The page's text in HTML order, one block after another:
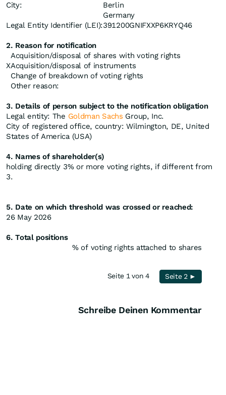
City:
Berlin
Germany
Legal Entity Identifier (LEI):391200GNIFXXP6KRYQ46
2. Reason for notification
Acquisition/disposal of shares with voting rights
XAcquisition/disposal of instruments
Change of breakdown of voting rights
Other reason:
3. Details of person subject to the notification obligation
Legal entity: The Goldman Sachs Group, Inc.
City of registered office, country: Wilmington, DE, United
States of America (USA)
4. Names of shareholder(s)
holding directly 3% or more voting rights, if different from
3.
5. Date on which threshold was crossed or reached:
26 May 2026
6. Total positions
% of voting rights attached to shares
Seite 1 von 4 Seite 2 ►
Schreibe Deinen Kommentar